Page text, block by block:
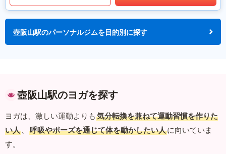
壺阪山駅のパーソナルジムを目的別に探す
壺阪山駅のヨガを探す
ヨガは、激しい運動よりも 気分転換を兼ねて運動習慣を作りた
い人 、 呼吸やポーズを通じて体を動かしたい人に向いていま
す。